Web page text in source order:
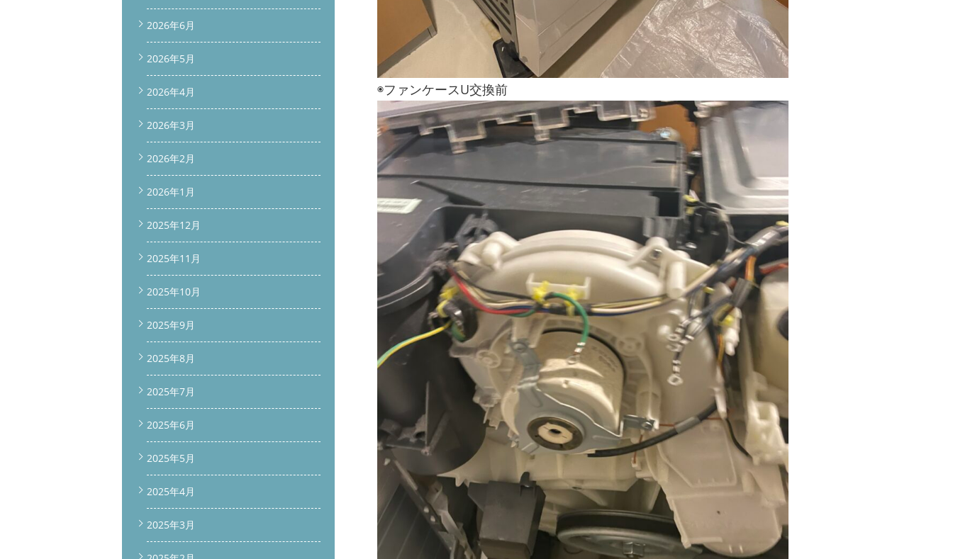
◉ファンケースU交換前
2026年6月
2026年5月
2026年4月
2026年3月
2026年2月
2026年1月
2025年12月
2025年11月
2025年10月
2025年9月
2025年8月
2025年7月
2025年6月
2025年5月
2025年4月
2025年3月